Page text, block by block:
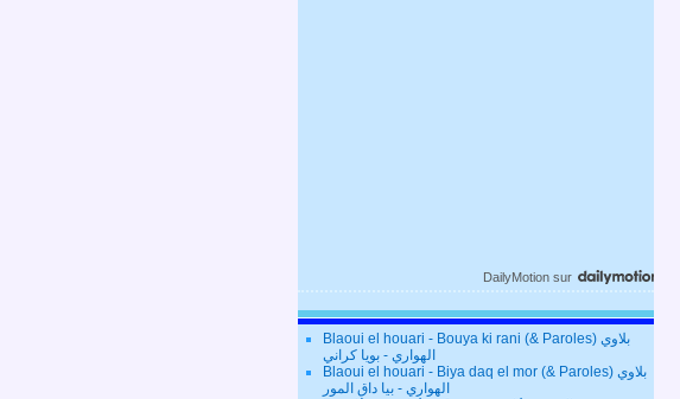
DailyMotion sur
Blaoui el houari - Bouya ki rani (& Paroles) بلاوي
الهواري - بويا كراني
Blaoui el houari - Biya daq el mor (& Paroles) بلاوي
الهواري - بيا داق المور